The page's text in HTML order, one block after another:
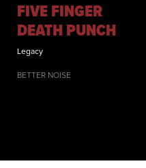
FIVE FINGER
DEATH PUNCH
Legacy
BETTER NOISE